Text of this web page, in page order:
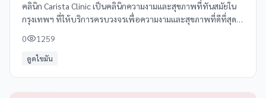
คลินิก Carista Clinic เป็นคลินิกความงามและสุขภาพที่ทันสมัยใน
กรุงเทพฯ ที่ให้บริการครบวงจรเพื่อความงามและสุขภาพที่ดีที่สุด
0 1259
ดูดไขมัน